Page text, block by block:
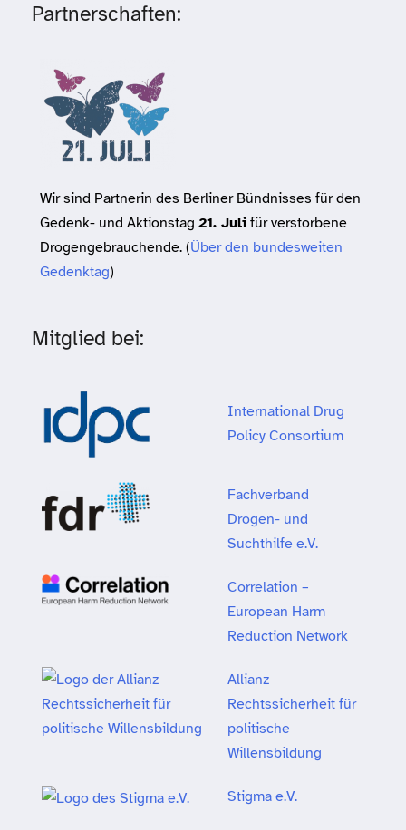
Partnerschaften:
Wir sind Partnerin des Berliner Bündnisses für den
Gedenk- und Aktionstag 21. Julifür verstorbene
Drogengebrauchende. (Über den bundesweiten
Gedenktag)
Mitglied bei:
International Drug
Policy Consortium
Fachverband
Drogen- und
Suchthilfe e.V.
Correlation –
European Harm
Reduction Network
Allianz
Rechtssicherheit für
politische
Willensbildung
Stigma e.V.